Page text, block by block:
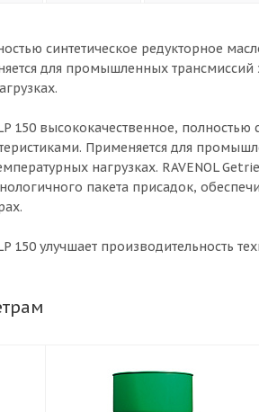
синтетическое редукторное
для промышленных
150 высококачественное,
Применяется для
нагрузках. RAVENOL
пакета присадок,
150 улучшает производительность